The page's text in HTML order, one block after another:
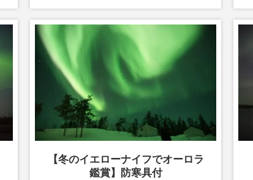
【冬のイエローナイフでオーロラ
鑑賞】防寒具付